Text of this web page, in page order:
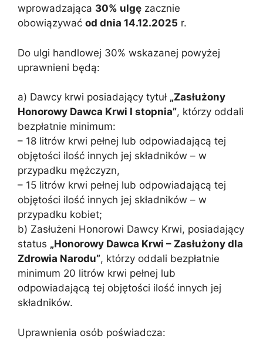
wprowadzająca 30% ulgę zacznie
obowiązywać od dnia 14.12.2025 r.
Do ulgi handlowej 30% wskazanej powyżej
uprawnieni będą:
a) Dawcy krwi posiadający tytuł „Zasłużony
Honorowy Dawca Krwi I stopnia”, którzy oddali
bezpłatnie minimum:
– 18 litrów krwi pełnej lub odpowiadającą tej
objętości ilość innych jej składników – w
przypadku mężczyzn,
– 15 litrów krwi pełnej lub odpowiadającą tej
objętości ilość innych jej składników – w
przypadku kobiet;
b) Zasłużeni Honorowi Dawcy Krwi, posiadający
status „Honorowy Dawca Krwi – Zasłużony dla
Zdrowia Narodu”, którzy oddali bezpłatnie
minimum 20 litrów krwi pełnej lub
odpowiadającą tej objętości ilość innych jej
składników.
Uprawnienia osób poświadcza: